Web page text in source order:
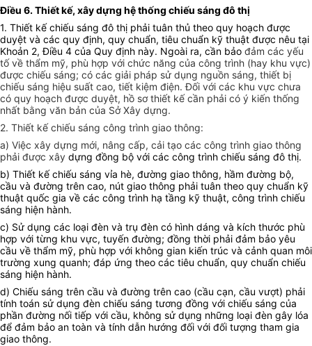
Điều 6. Thiết kế, xây dựng hệ thống chiếu sáng đô thị
1. Thiết kế chiếu sáng đô thị phải tuân thủ theo quy hoạch được
duyệt và các quy định, quy chuẩn, tiêu chuẩn kỹ thuật được nêu tại
Khoản 2, Điều 4 của Quy định này. Ngoài ra, cần bảo đảm các yếu
tố về thẩm mỹ, phù hợp với chức năng của công trình (hay khu vực)
được chiếu sáng; có các giải pháp sử dụng nguồn sáng, thiết bị
chiếu sáng hiệu suất cao, tiết kiệm điện. Đối với các khu vực chưa
có quy hoạch được duyệt, hồ sơ thiết kế cần phải có ý kiến thống
nhất bằng văn bản của Sở Xây dựng.
2. Thiết kế chiếu sáng công trình giao thông:
a) Việc xây dựng mới, nâng cấp, cải tạo các công trình giao thông
phải được xây dựng đồng bộ với các công trình chiếu sáng đô thị.
b) Thiết kế chiếu sáng vỉa hè, đường giao thông, hầm đường bộ,
cầu và đường trên cao, nút giao thông phải tuân theo quy chuẩn kỹ
thuật quốc gia về các công trình hạ tầng kỹ thuật, công trình chiếu
sáng hiện hành.
c) Sử dụng các loại đèn và trụ đèn có hình dáng và kích thước phù
hợp với từng khu vực, tuyến đường; đồng thời phải đảm bảo yêu
cầu về thẩm mỹ, phù hợp với không gian kiến trúc và cảnh quan môi
trường xung quanh; đáp ứng theo các tiêu chuẩn, quy chuẩn chiếu
sáng hiện hành.
d) Chiếu sáng trên cầu và đường trên cao (cầu cạn, cầu vượt) phải
tính toán sử dụng đèn chiếu sáng tương đồng với chiếu sáng của
phần đường nối tiếp với cầu, không sử dụng những loại đèn gây lóa
để đảm bảo an toàn và tính dẫn hướng đối với đối tượng tham gia
giao thông.